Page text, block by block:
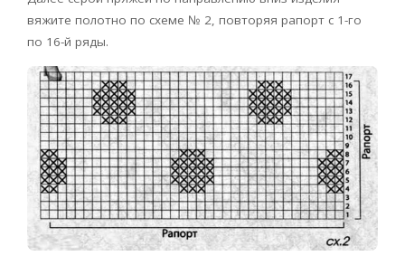
вяжите полотно по схеме № 2, повторяя рапорт с 1-го
по 16-й ряды.